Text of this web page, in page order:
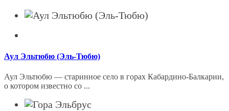
Аул Эльтюбю (Эль-Тюбю)
Аул Эльтюбю — старинное село в горах Кабардино-Балкарии,
о котором известно со ...